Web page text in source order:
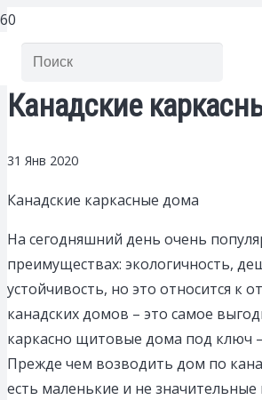
Канадские
31 Янв 2020
Канадские каркасные дома
На сегодняшний день очень
преимуществах: экологичность,
устойчивость, но это относится к
канадских домов – это самое
каркасно щитовые дома под ключ –
Прежде чем возводить дом по
есть маленькие и не